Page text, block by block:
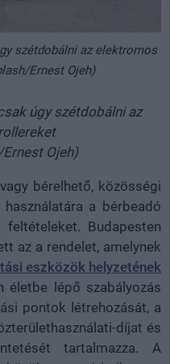
szétdobálni az elektromos
Ernest Ojeh)
úgy szétdobálni az
Ojeh)
bérelhető, közösségi
a bérbeadó
Budapesten
az a rendelet, amelynek
eszközök helyzetének
életbe lépő szabályozás
pontok létrehozását, a
díjat és
tartalmazza. A